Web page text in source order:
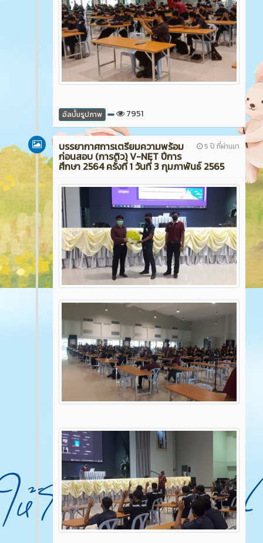
อัลบั้มรูปภาพ 7951
5 ปี ที่ผ่านมา
บรรยากาศการเตรียมความพร้อม
ก่อนสอบ (การติว) V-NET ปีการ
ศึกษา 2564 ครั้งที่ 1 วันที่ 3 กุมภาพันธ์ 2565